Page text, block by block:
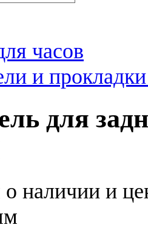
часов
и
для
наличии и